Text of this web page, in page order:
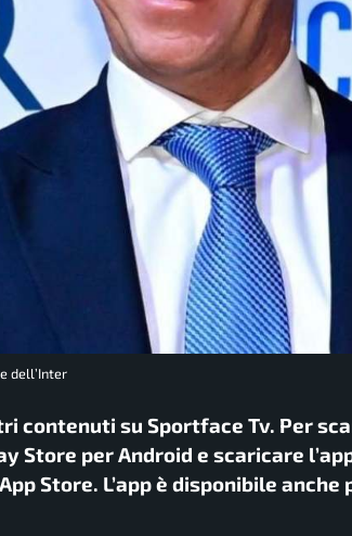
dell’Inter
contenuti su Sportface Tv. Per
Store per Android e scaricare
Store. L’app è disponibile anche